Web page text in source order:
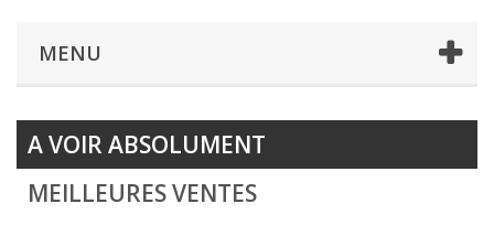
MENU
A VOIR ABSOLUMENT
MEILLEURES VENTES